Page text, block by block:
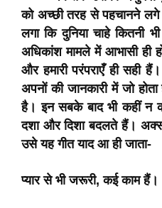
को अच्छी तरह से पहचानने
लगा कि दुनिया चाहे कितनी
अधिकांश मामले में आभासी ही
और हमारी परंपराएँ ही सही
अपनों की जानकारी में जो होता
है। इन सबके बाद भी कहीं न
दशा और दिशा बदलते हैं।
उसे यह गीत याद आ ही जाता-
प्यार से भी जरूरी, कई काम हैं।